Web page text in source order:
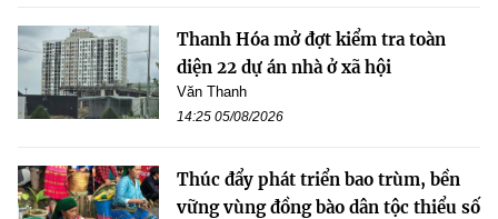
Thanh Hóa mở đợt kiểm tra toàn
diện 22 dự án nhà ở xã hội
Văn Thanh
14:25 05/08/2026
Thúc đẩy phát triển bao trùm, bền
vững vùng đồng bào dân tộc thiểu số